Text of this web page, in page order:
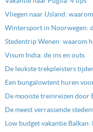
Vliegen naar IJsland:
Wintersport in Noorwegen:
Stedentrip Wenen: waarom
Visum India: de ins en outs
De leukste trekpleisters
Een bungalowtent huren
De mooiste treinreizen door
De meest verrassende
Low budget vakantie Balkan: